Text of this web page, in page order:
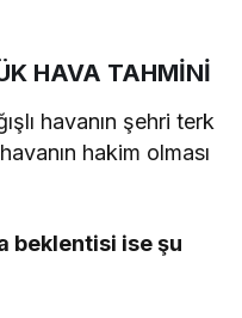
HAVA TAHMİNİ
havanın şehri terk
hakim olması
beklentisi ise şu